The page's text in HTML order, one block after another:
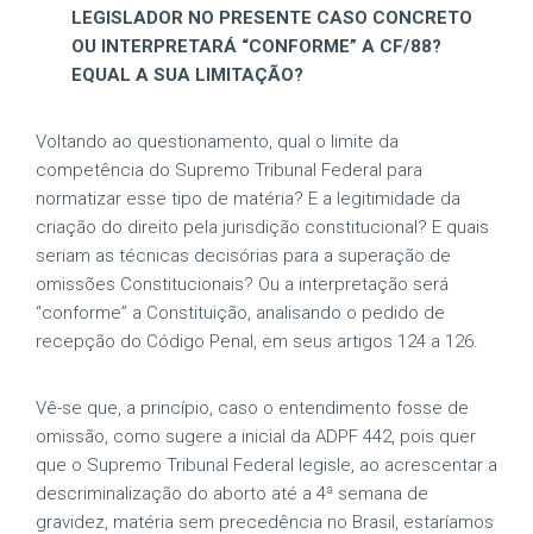
LEGISLADOR NO PRESENTE CASO CONCRETO
OU INTERPRETARÁ “CONFORME” A CF/88?
EQUAL A SUA LIMITAÇÃO?
Voltando ao questionamento, qual o limite da
competência do Supremo Tribunal Federal para
normatizar esse tipo de matéria? E a legitimidade da
criação do direito pela jurisdição constitucional? E quais
seriam as técnicas decisórias para a superação de
omissões Constitucionais? Ou a interpretação será
“conforme” a Constituição, analisando o pedido de
recepção do Código Penal, em seus artigos 124 a 126.
Vê-se que, a princípio, caso o entendimento fosse de
omissão, como sugere a inicial da ADPF 442, pois quer
que o Supremo Tribunal Federal legisle, ao acrescentar a
descriminalização do aborto até a 4ª semana de
gravidez, matéria sem precedência no Brasil, estaríamos